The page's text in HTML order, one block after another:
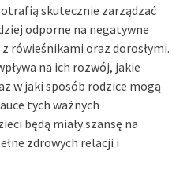
skutecznie zarządzać
odporne na negatywne
rówieśnikami oraz dorosłymi.
na ich rozwój, jakie
w jaki sposób rodzice mogą
tych ważnych
będą miały szansę na
zdrowych relacji i